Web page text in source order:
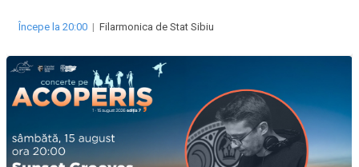
Începe la 20:00 | Filarmonica de Stat Sibiu